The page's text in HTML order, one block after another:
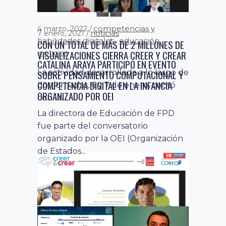
4 marzo, 2022 competencias y
habilidades digitales, educación,
noticias
CATALINA ARAYA PARTICIPÓ EN EVENTO
SOBRE PENSAMIENTO COMPUTACIONAL Y
COMPETENCIA DIGITAL EN LA INFANCIA
ORGANIZADO POR OEI
La directora de Educación de FPD
fue parte del conversatorio
organizado por la OEI (Organización
de Estados...
7 enero, 2021 noticias
CON UN TOTAL DE MÁS DE 2 MILLONES DE
VISUALIZACIONES CIERRA CREER Y CREAR
La actividad desarrollada a lo largo de
dos jornadas, 6 y 7 de enero, contó
con la...